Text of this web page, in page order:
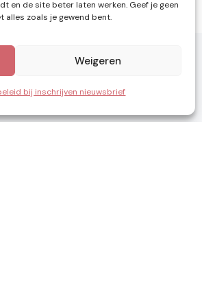
en de site beter laten werken. Geef je geen
alles zoals je gewend bent.
Weigeren
bij inschrijven nieuwsbrief